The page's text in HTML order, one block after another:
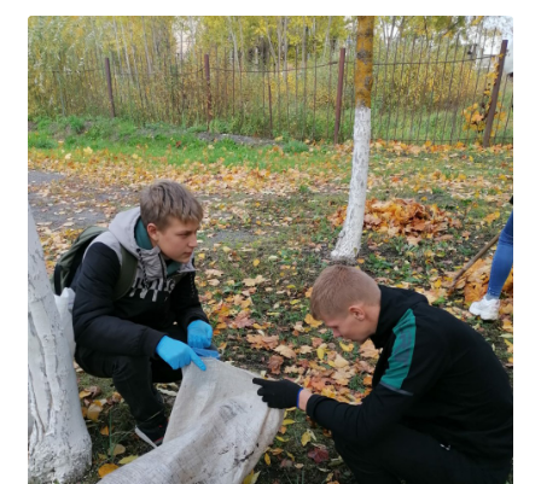
Пожарная безопасность
Программа воспитания
Противодействие терроризму
Профилактическая работа
Работа педагога-психолога
Студенческий совет
Студенческий спортивный клуб
МЕТОДИЧЕСКАЯ РАБОТА
В помощь педагогам и мастерам ПО
ПРОЧЕЕ
История нашего техникума
Фотографии техникума